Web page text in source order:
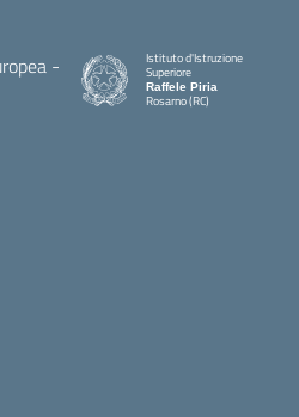
Istituto d'Istruzione
Superiore
Raffele Piria
Rosarno (RC)